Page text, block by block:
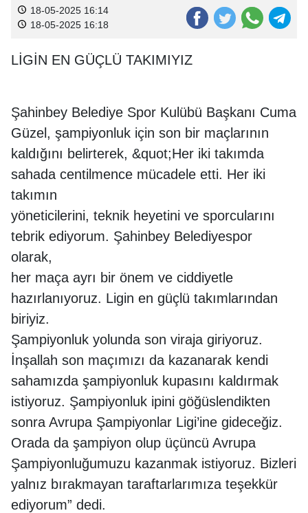
18-05-2025 16:14
18-05-2025 16:18
LİGİN EN GÜÇLÜ TAKIMIYIZ
Şahinbey Belediye Spor Kulübü Başkanı Cuma
Güzel, şampiyonluk için son bir maçlarının
kaldığını belirterek, &quot;Her iki takımda
sahada centilmence mücadele etti. Her iki
takımın
yöneticilerini, teknik heyetini ve sporcularını
tebrik ediyorum. Şahinbey Belediyespor
olarak,
her maça ayrı bir önem ve ciddiyetle
hazırlanıyoruz. Ligin en güçlü takımlarından
biriyiz.
Şampiyonluk yolunda son viraja giriyoruz.
İnşallah son maçımızı da kazanarak kendi
sahamızda şampiyonluk kupasını kaldırmak
istiyoruz. Şampiyonluk ipini göğüslendikten
sonra Avrupa Şampiyonlar Ligi’ine gideceğiz.
Orada da şampiyon olup üçüncü Avrupa
Şampiyonluğumuzu kazanmak istiyoruz. Bizleri
yalnız bırakmayan taraftarlarımıza teşekkür
ediyorum” dedi.